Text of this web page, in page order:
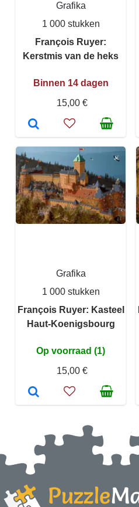
Grafika
1 000 stukken
François Ruyer:
Kerstmis van de heks
Binnen 14 dagen
15,00 €
Grafika
1 000 stukken
François Ruyer: Kasteel
Haut-Koenigsbourg
Op voorraad (1)
15,00 €